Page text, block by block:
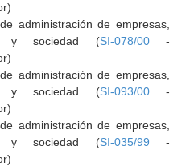
administración de empresas,
y sociedad (SI-078/00-
administración de empresas,
y sociedad (SI-093/00-
administración de empresas,
y sociedad (SI-035/99 -